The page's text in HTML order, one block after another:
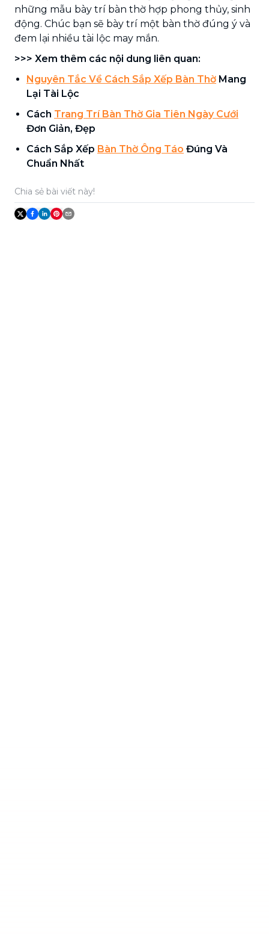
những mẫu bày trí bàn thờ hợp phong thủy, sinh
động. Chúc bạn sẽ bày trí một bàn thờ đúng ý và
đem lại nhiều tài lộc may mắn.
>>> Xem thêm các nội dung liên quan:
Nguyên Tắc Về Cách Sắp Xếp Bàn Thờ Mang
Lại Tài Lộc
Cách Trang Trí Bàn Thờ Gia Tiên Ngày Cưới
Đơn Giản, Đẹp
Cách Sắp Xếp Bàn Thờ Ông Táo Đúng Và
Chuẩn Nhất
Chia sẻ bài viết này!